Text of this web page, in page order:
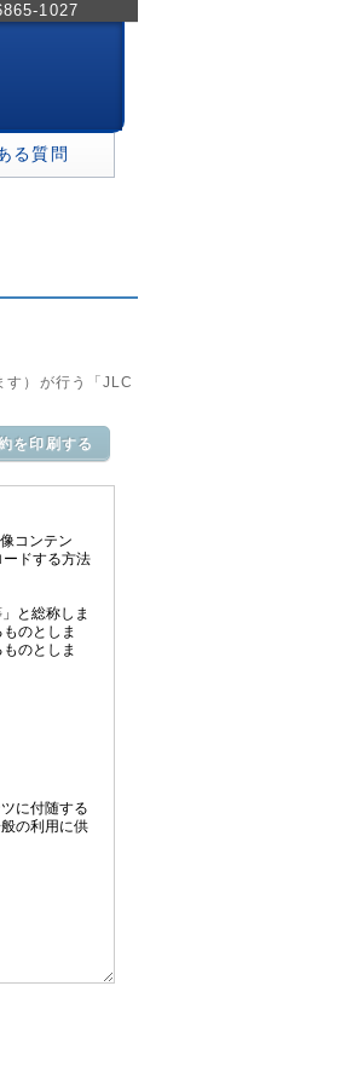
1027
る質問
す）が行う「JLC
を印刷する